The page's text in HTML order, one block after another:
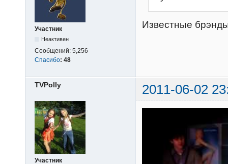
Участник
Неактивен
Сообщений: 5,256
Спасибо: 48
Известные
TVPolly 2011-06-02
Участник